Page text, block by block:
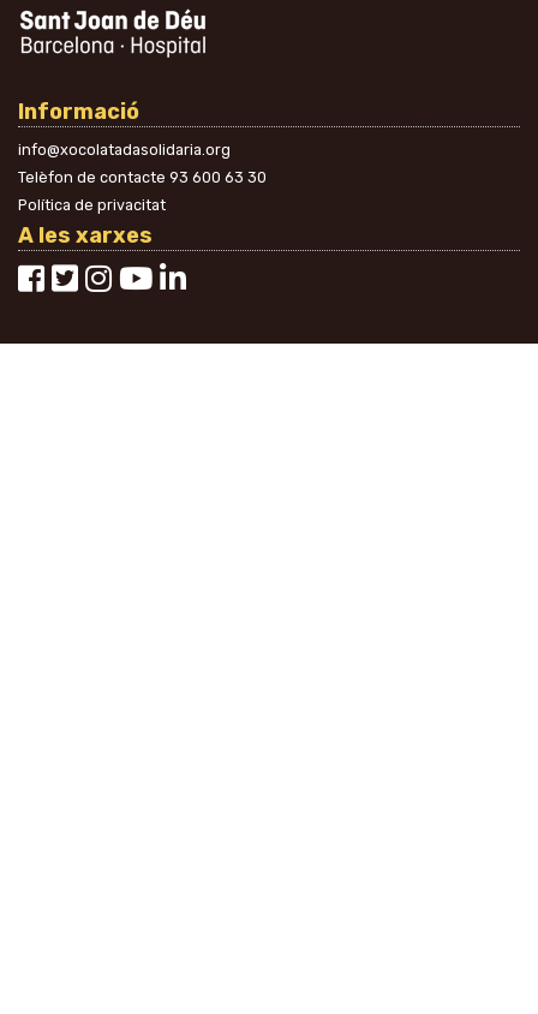
Informació
info@xocolatadasolidaria.org
Telèfon de contacte 93 600 63 30
Política de privacitat
A les xarxes